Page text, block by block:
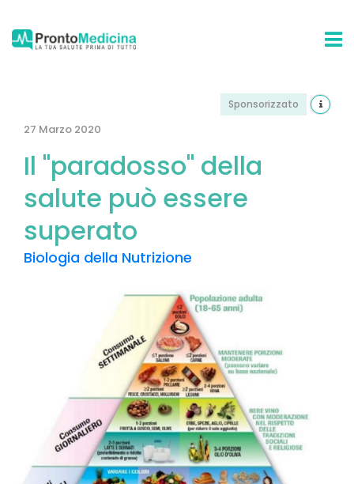
Sponsorizzato
27 Marzo 2020
Il "paradosso" della
salute può essere
superato
Biologia della Nutrizione